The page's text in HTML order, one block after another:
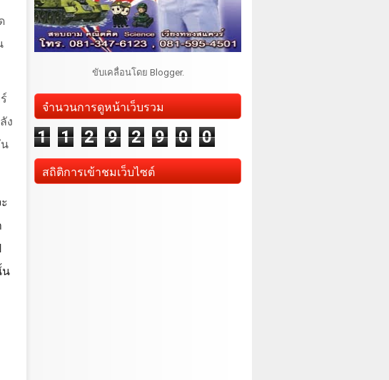
ง
น
ขับเคลื่อนโดย Blogger.
จำนวนการดูหน้าเว็บรวม
1 1 2 9 2 9 0 0
สถิติการเข้าชมเว็บไซต์